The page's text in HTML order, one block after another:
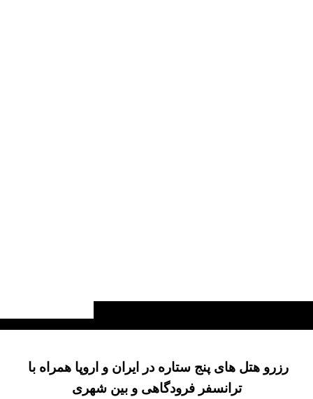
ترانسفر فرودگاهی و بین شهری